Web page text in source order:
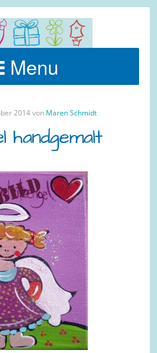
Menu
2014 von Maren Schmidt
handgemalt